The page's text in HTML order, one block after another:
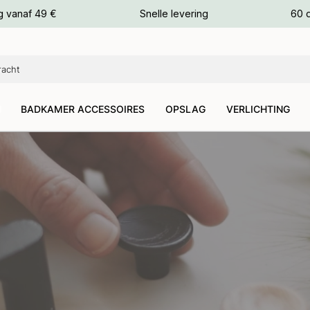
vanaf 49 € Snelle levering 60
BADKAMER ACCESSOIRES
OPSLAG VERLICHTING